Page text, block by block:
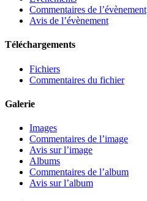
Commentaires de l’évènement
Avis de l’évènement
Téléchargements
Fichiers
Commentaires du fichier
Galerie
Images
Commentaires de l’image
Avis sur l’image
Albums
Commentaires de l’album
Avis sur l’album